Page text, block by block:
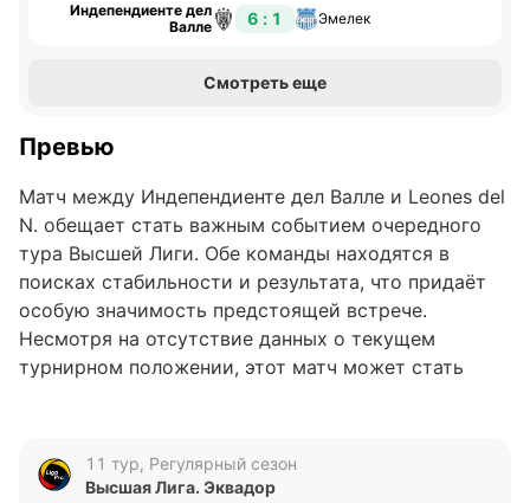
Индепендиенте дел
Валле
6 : 1 Эмелек
Смотреть еще
Превью
Матч между Индепендиенте дел Валле и Leones del
N. обещает стать важным событием очередного
тура Высшей Лиги. Обе команды находятся в
поисках стабильности и результата, что придаёт
особую значимость предстоящей встрече.
Несмотря на отсутствие данных о текущем
турнирном положении, этот матч может стать
Индепендиенте дел Валле показывает уверенные
11 тур, Регулярный сезон
Высшая Лига. Эквадор